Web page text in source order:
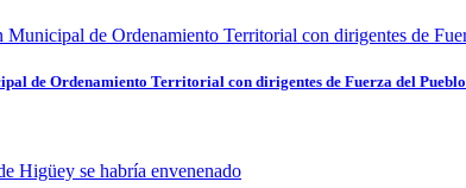
de Ordenamiento Territorial con dirigentes de Fuerza del Pueblo